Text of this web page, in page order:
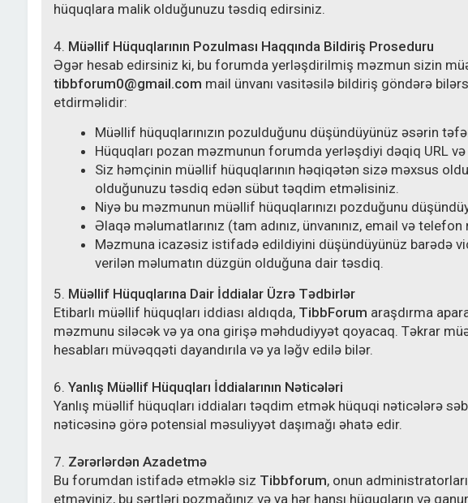
hüquqlara malik olduğunuzu təsdiq edirsiniz.
4. Müəllif Hüquqlarının Pozulması Haqqında Bildiriş Proseduru
Əgər hesab edirsiniz ki, bu forumda yerləşdirilmiş məzmun sizin
tibbforum0@gmail.com mail ünvanı vasitəsilə bildiriş göndərə
etdirməlidir:
Müəllif hüquqlarınızın pozulduğunu düşündüyünüz əsərin
Hüquqları pozan məzmunun forumda yerləşdiyi dəqiq URL və
Siz həmçinin müəllif hüquqlarının həqiqətən sizə məxsus
olduğunuzu təsdiq edən sübut təqdim etməlisiniz.
Niyə bu məzmunun müəllif hüquqlarınızı pozduğunu
Əlaqə məlumatlarınız (tam adınız, ünvanınız, email və
Məzmuna icazəsiz istifadə edildiyini düşündüyünüz barədə
verilən məlumatın düzgün olduğuna dair təsdiq.
5. Müəllif Hüquqlarına Dair İddialar Üzrə Tədbirlər
Etibarlı müəllif hüquqları iddiası aldıqda, TibbForum araşdırma
məzmunu siləcək və ya ona girişə məhdudiyyət qoyacaq. Təkrar
hesabları müvəqqəti dayandırıla və ya ləğv edilə bilər.
6. Yanlış Müəllif Hüquqları İddialarının Nəticələri
Yanlış müəllif hüquqları iddiaları təqdim etmək hüquqi nəticələrə
nəticəsinə görə potensial məsuliyyət daşımağı əhatə edir.
7. Zərərlərdən Azadetmə
Bu forumdan istifadə etməklə siz Tibbforum, onun
etməyiniz, bu şərtləri pozmağınız və ya hər hansı hüquqların və